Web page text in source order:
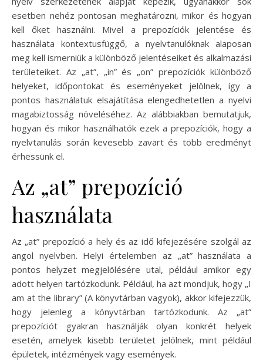
esetben nehéz pontosan meghatározni, mikor és hogyan
kell őket használni. Mivel a prepozíciók jelentése és
használata kontextusfüggő, a nyelvtanulóknak alaposan
meg kell ismerniük a különböző jelentéseiket és alkalmazási
területeiket. Az „at”, „in” és „on” prepozíciók különböző
helyeket, időpontokat és eseményeket jelölnek, így a
pontos használatuk elsajátítása elengedhetetlen a nyelvi
magabiztosság növeléséhez. Az alábbiakban bemutatjuk,
hogyan és mikor használhatók ezek a prepozíciók, hogy a
nyelvtanulás során kevesebb zavart és több eredményt
érhessünk el.
Az „at” prepozíció
használata
Az „at” prepozíció a hely és az idő kifejezésére szolgál az
angol nyelvben. Helyi értelemben az „at” használata a
pontos helyzet megjelölésére utal, például amikor egy
adott helyen tartózkodunk. Például, ha azt mondjuk, hogy „I
am at the library” (A könyvtárban vagyok), akkor kifejezzük,
hogy jelenleg a könyvtárban tartózkodunk. Az „at”
prepozíciót gyakran használják olyan konkrét helyek
esetén, amelyek kisebb területet jelölnek, mint például
épületek, intézmények vagy események.